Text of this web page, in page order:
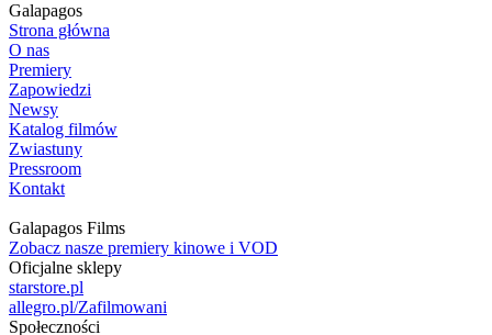
Galapagos
Strona główna
O nas
Premiery
Zapowiedzi
Newsy
Katalog filmów
Zwiastuny
Pressroom
Kontakt
Galapagos Films
Zobacz nasze premiery kinowe i VOD
Oficjalne sklepy
starstore.pl
allegro.pl/Zafilmowani
Społeczności